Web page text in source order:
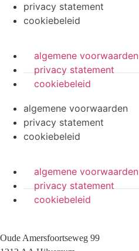
privacy statement
cookiebeleid
algemene voorwaarden
privacy statement
cookiebeleid
algemene voorwaarden
privacy statement
cookiebeleid
algemene voorwaarden
privacy statement
cookiebeleid
Oude Amersfoortseweg 99